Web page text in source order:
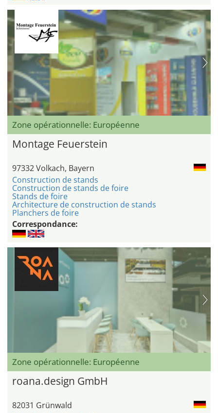
Zone opérationnelle: Européenne
Montage Feuerstein
97332 Volkach, Bayern
Construction de stands
Construction de stands de foire
Stands de foire
Architecture de construction de stands
Planchers de foire
Correspondance:
Zone opérationnelle: Européenne
roana.design GmbH
82031 Grünwald